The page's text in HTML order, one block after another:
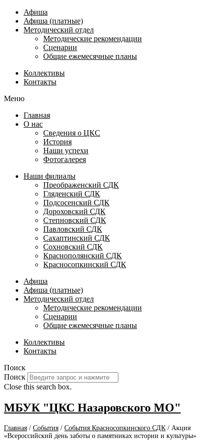
Афиша
Афиша (платные)
Методический отдел
Методические рекомендации
Сценарии
Общие ежемесячные планы
Коллективы
Контакты
Меню
Главная
О нас
Сведения о ЦКС
История
Наши успехи
Фотогалерея
Наши филиалы
Преображенский СДК
Гляденский СДК
Подсосенский СДК
Дороховский СДК
Степновский СДК
Павловский СДК
Сахаптинский СДК
Сохновский СДК
Краснополянский СДК
Красносопкинский СДК
Афиша
Афиша (платные)
Методический отдел
Методические рекомендации
Сценарии
Общие ежемесячные планы
Коллективы
Контакты
Поиск
Поиск
Close this search box.
МБУК "ЦКС Назаровского МО"
Главная / События / События Красносопкинского СДК / Акция
«Всероссийский день заботы о памятниках истории и культуры»